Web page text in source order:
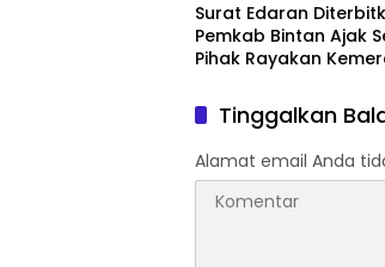
Surat Edaran
Pemkab Bintan Ajak
Pihak Rayakan
Tinggalkan
Alamat email Anda